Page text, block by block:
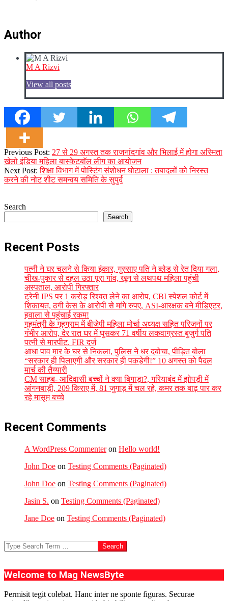
Author
M A Rizvi
View all posts
2023-
08-
26
Previous Post: 27 से 29 अगस्त तक राजनांदगांव और भिलाई में होगा अस्मिता
खेलो इंडिया महिला बास्केटबाॅल लीग का आयोजन
Next Post:शिक्षा विभाग में पोस्टिंग संशोधन घोटाला : तबादलों को निरस्त
करने की नोट शीट समन्वय समिति के सुपुर्द
Search
Search
Recent Posts
पत्नी ने घर चलने से किया इंकार, गुस्साए पति ने ब्लेड से रेत दिया गला,
चीख-पुकार से दहल उठा पूरा गांव, खून से लथपथ महिला पहुंची
अस्पताल, आरोपी गिरफ्तार
ट्रेनी IPS पर 1 करोड़ रिश्वत लेने का आरोप, CBI स्पेशल कोर्ट में
शिकायत, ठगी केस के आरोपी से मांगे रुपए, ASI-आरक्षक बने मीडिएटर,
हवाला से पहुंचाई रकम!
गृहमंत्री के गृहग्राम में बीजेपी महिला मोर्चा अध्यक्ष सहित परिजनों पर
गंभीर आरोप, देर रात घर में घुसकर 71 वर्षीय लकवाग्रस्त बुजुर्ग पति
पत्नी से मारपीट. FIR दर्ज
आधा पाव मार के घर से निकला, पुलिस ने धर दबोचा, पीड़ित बोला
“सरकार ही पिलाएगी और सरकार ही पकड़ेगी!” 10 अगस्त को पैदल
मार्च की तैय्यारी
CM साहब- आदिवासी बच्चों ने क्या बिगाड़ा?, गरियाबंद में झोपड़ी में
आंगनबाड़ी, 209 किराए में, 81 जुगाड़ में चल रहे, कमर तक बाढ़ पार कर
रहे मासूम बच्चे
Recent Comments
A WordPress Commenteron Hello world!
John Doe on Testing Comments (Paginated)
John Doe on Testing Comments (Paginated)
Jasin S. on Testing Comments (Paginated)
Jane Doe on Testing Comments (Paginated)
Search
Welcome to Mag NewsByte
Permisit tegit colebat. Hanc inter ne sponte figuras. Securae